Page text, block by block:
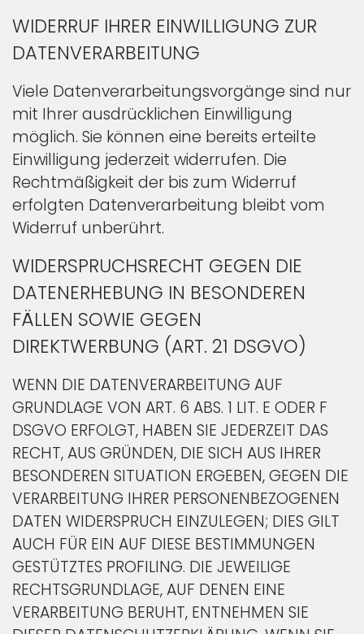
WIDERRUF IHRER EINWILLIGUNG ZUR
DATENVERARBEITUNG
Viele Datenverarbeitungsvorgänge sind nur
mit Ihrer ausdrücklichen Einwilligung
möglich. Sie können eine bereits erteilte
Einwilligung jederzeit widerrufen. Die
Rechtmäßigkeit der bis zum Widerruf
erfolgten Datenverarbeitung bleibt vom
Widerruf unberührt.
WIDERSPRUCHSRECHT GEGEN DIE
DATENERHEBUNG IN BESONDEREN
FÄLLEN SOWIE GEGEN
DIREKTWERBUNG (ART. 21 DSGVO)
WENN DIE DATENVERARBEITUNG AUF
GRUNDLAGE VON ART. 6 ABS. 1 LIT. E ODER F
DSGVO ERFOLGT, HABEN SIE JEDERZEIT DAS
RECHT, AUS GRÜNDEN, DIE SICH AUS IHRER
BESONDEREN SITUATION ERGEBEN, GEGEN DIE
VERARBEITUNG IHRER PERSONENBEZOGENEN
DATEN WIDERSPRUCH EINZULEGEN; DIES GILT
AUCH FÜR EIN AUF DIESE BESTIMMUNGEN
GESTÜTZTES PROFILING. DIE JEWEILIGE
RECHTSGRUNDLAGE, AUF DENEN EINE
VERARBEITUNG BERUHT, ENTNEHMEN SIE